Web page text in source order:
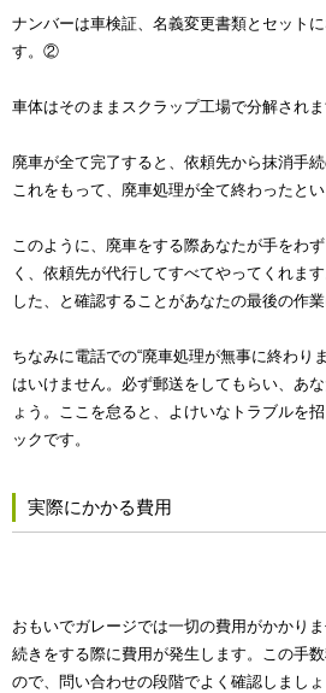
ナンバーは車検証、名義変更書類とセット
す。②
車体はそのままスクラップ工場で分解され
廃車が全て完了すると、依頼先から抹消手
これをもって、廃車処理が全て終わったと
このように、廃車をする際あなたが手をわ
く、依頼先が代行してすべてやってくれま
した、と確認することがあなたの最後の作業
ちなみに電話での“廃車処理が無事に終わり
はいけません。必ず郵送をしてもらい、あ
ょう。ここを怠ると、よけいなトラブルを
ックです。
実際にかかる費用
おもいでガレージでは一切の費用がかかり
続きをする際に費用が発生します。この手
ので、問い合わせの段階でよく確認しまし